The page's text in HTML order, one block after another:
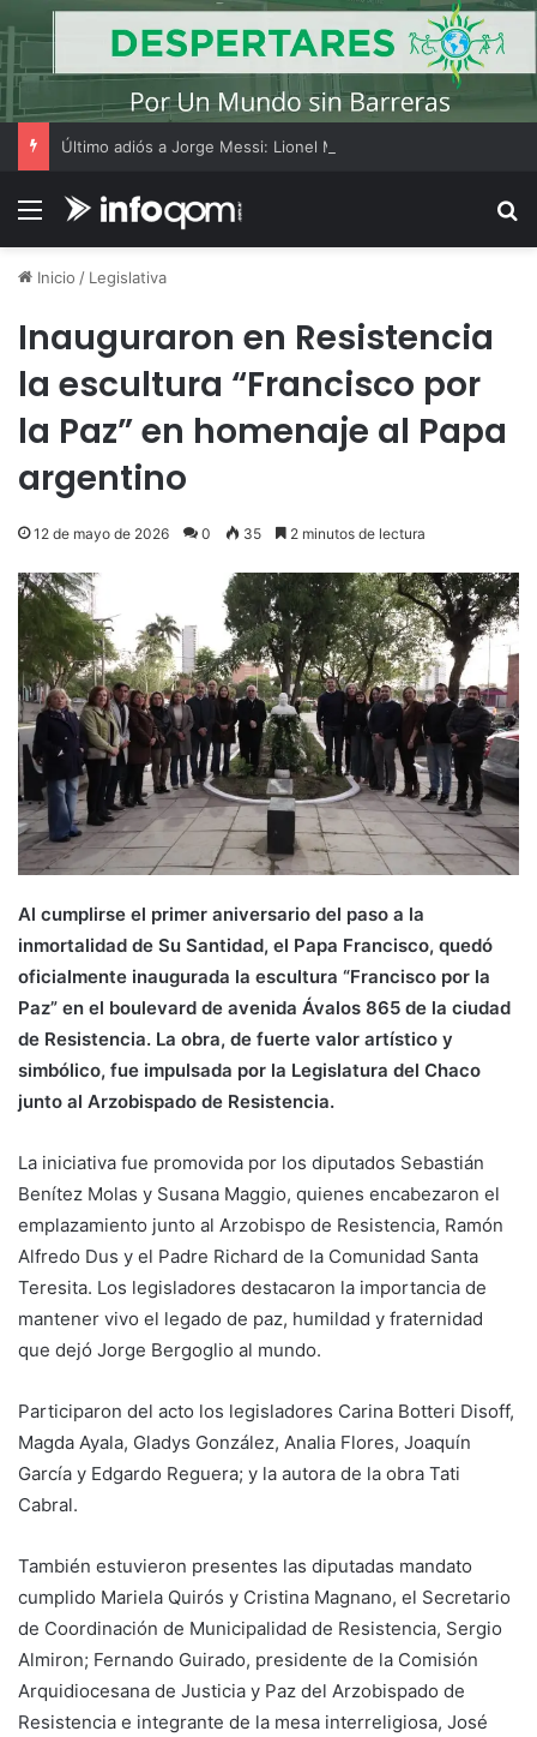
Menú
Inicio / Legislativa
Inauguraron en Resistencia
la escultura “Francisco por
la Paz” en homenaje al Papa
argentino
12 de mayo de 2026 0 35 2 minutos de lectura
Al cumplirse el primer aniversario del paso a la
inmortalidad de Su Santidad, el Papa Francisco, quedó
oficialmente inaugurada la escultura “Francisco por la
Paz” en el boulevard de avenida Ávalos 865 de la ciudad
de Resistencia. La obra, de fuerte valor artístico y
simbólico, fue impulsada por la Legislatura del Chaco
junto al Arzobispado de Resistencia.
La iniciativa fue promovida por los diputados Sebastián
Benítez Molas y Susana Maggio, quienes encabezaron el
emplazamiento junto al Arzobispo de Resistencia, Ramón
Alfredo Dus y el Padre Richard de la Comunidad Santa
Teresita. Los legisladores destacaron la importancia de
mantener vivo el legado de paz, humildad y fraternidad
que dejó Jorge Bergoglio al mundo.
Participaron del acto los legisladores Carina Botteri Disoff,
Magda Ayala, Gladys González, Analia Flores, Joaquín
García y Edgardo Reguera; y la autora de la obra Tati
Cabral.
También estuvieron presentes las diputadas mandato
cumplido Mariela Quirós y Cristina Magnano, el Secretario
de Coordinación de Municipalidad de Resistencia, Sergio
Almiron; Fernando Guirado, presidente de la Comisión
Arquidiocesana de Justicia y Paz del Arzobispado de
Resistencia e integrante de la mesa interreligiosa, José